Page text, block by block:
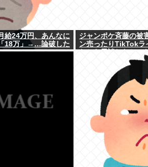
給24万円、あんなに
18万」→…論破した
ジャンポケ斉藤の被
ン売ったりTikTokラ